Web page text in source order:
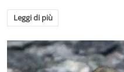
Leggi di più